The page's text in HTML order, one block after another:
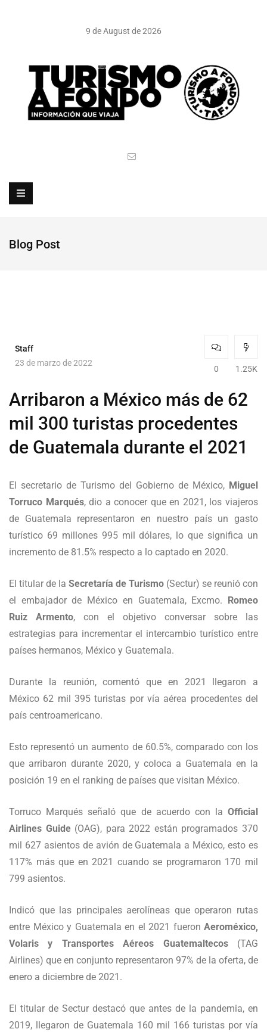
9 de August de 2026
Blog Post
Staff
23 de marzo de 2022
0 1.25K
Arribaron a México más de 62
mil 300 turistas procedentes
de Guatemala durante el 2021
El secretario de Turismo del Gobierno de México, Miguel
Torruco Marqués, dio a conocer que en 2021, los viajeros
de Guatemala representaron en nuestro país un gasto
turístico 69 millones 995 mil dólares, lo que significa un
incremento de 81.5% respecto a lo captado en 2020.
El titular de la Secretaría de Turismo (Sectur) se reunió con
el embajador de México en Guatemala, Excmo.
Romeo
Ruiz Armento, con el objetivo conversar sobre las
estrategias para incrementar el intercambio turístico entre
países hermanos, México y Guatemala.
Durante la reunión, comentó que en 2021 llegaron a
México 62 mil 395 turistas por vía aérea procedentes del
país centroamericano.
Esto representó un aumento de 60.5%, comparado con los
que arribaron durante 2020, y coloca a Guatemala en la
posición 19 en el ranking de países que visitan México.
Torruco Marqués señaló que de acuerdo con la Official
Airlines Guide(OAG), para 2022 están programados 370
mil 627 asientos de avión de Guatemala a México, esto es
117% más que en 2021 cuando se programaron 170 mil
799 asientos.
Indicó que las principales aerolíneas que operaron rutas
entre México y Guatemala en el 2021 fueron Aeroméxico,
Volaris y Transportes Aéreos Guatemaltecos(TAG
Airlines) que en conjunto representaron 97% de la oferta, de
enero a diciembre de 2021.
El titular de Sectur destacó que antes de la pandemia, en
2019, llegaron de Guatemala 160 mil 166 turistas por vía